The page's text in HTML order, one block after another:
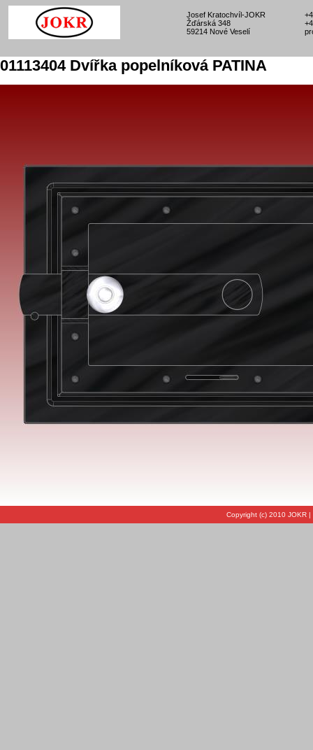
Josef Kratochvíl-JOKR
Žďárská 348
59214 Nové Veselí
01113404 Dvířka popelníková PATINA
Copyright (c) 2010 JOKR